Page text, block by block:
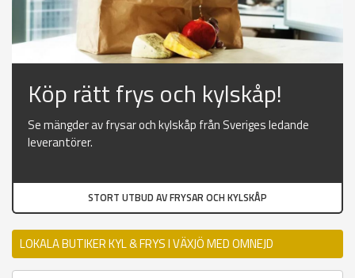
Köp rätt frys och kylskåp!
Se mängder av frysar och kylskåp från Sveriges ledande
leverantörer.
STORT UTBUD AV FRYSAR OCH KYLSKÅP
LOKALA BUTIKER KYL & FRYS I VÄXJÖ MED OMNEJD